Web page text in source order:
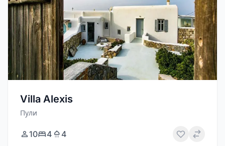
Villa Alexis
Пули
10 4 4